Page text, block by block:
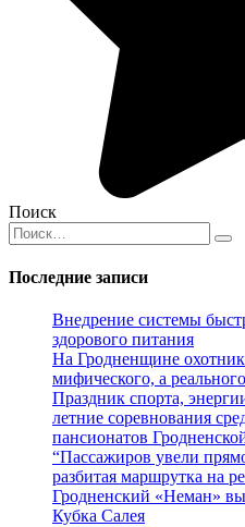
Поиск
Search
for:
Последние записи
Внедрение системы
здорового питания
На Гродненщине
мифического, а реального
Праздник спорта,
летние соревнования
пансионатов
“Пассажиров увели
разбитая маршрутка на
Гродненский «Неман»
Кубка Салея